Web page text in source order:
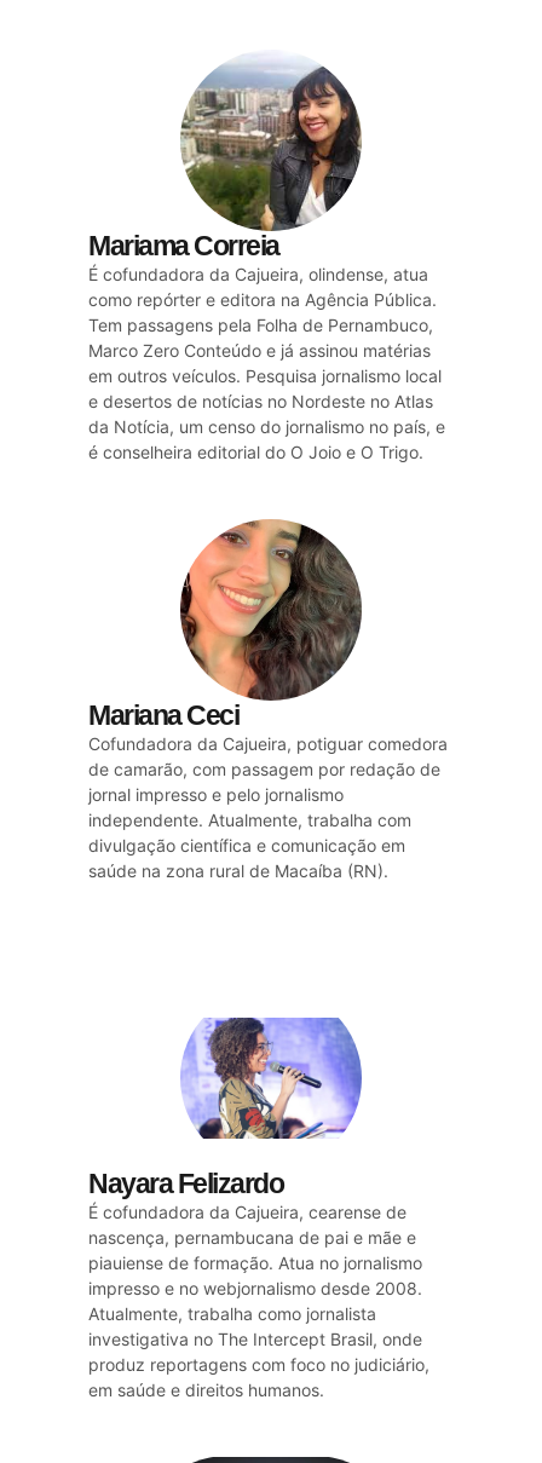
Mariama Correia
É cofundadora da Cajueira, olindense, atua
como repórter e editora na Agência Pública.
Tem passagens pela Folha de Pernambuco,
Marco Zero Conteúdo e já assinou matérias
em outros veículos. Pesquisa jornalismo local
e desertos de notícias no Nordeste no Atlas
da Notícia, um censo do jornalismo no país, e
é conselheira editorial do O Joio e O Trigo.
Mariana Ceci
Cofundadora da Cajueira, potiguar comedora
de camarão, com passagem por redação de
jornal impresso e pelo jornalismo
independente. Atualmente, trabalha com
divulgação científica e comunicação em
saúde na zona rural de Macaíba (RN).
Nayara Felizardo
É cofundadora da Cajueira, cearense de
nascença, pernambucana de pai e mãe e
piauiense de formação. Atua no jornalismo
impresso e no webjornalismo desde 2008.
Atualmente, trabalha como jornalista
investigativa no The Intercept Brasil, onde
produz reportagens com foco no judiciário,
em saúde e direitos humanos.